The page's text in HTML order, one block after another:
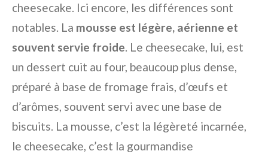
cheesecake. Ici encore, les différences sont
notables. La mousse est légère, aérienne et
souvent servie froide. Le cheesecake, lui, est
un dessert cuit au four, beaucoup plus dense,
préparé à base de fromage frais, d’œufs et
d’arômes, souvent servi avec une base de
biscuits. La mousse, c’est la légèreté incarnée,
le cheesecake, c’est la gourmandise